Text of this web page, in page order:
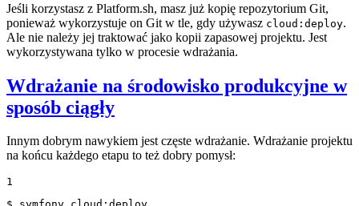
Jeśli korzystasz z Platform.sh, masz już kopię repozytorium Git,
ponieważ wykorzystuje on Git w tle, gdy używasz cloud:deploy.
Ale nie należy jej traktować jako kopii zapasowej projektu. Jest
wykorzystywana tylko w procesie wdrażania.
Wdrażanie na środowisko produkcyjne w
sposób ciągły
Innym dobrym nawykiem jest częste wdrażanie. Wdrażanie projektu
na końcu każdego etapu to też dobry pomysł:
1